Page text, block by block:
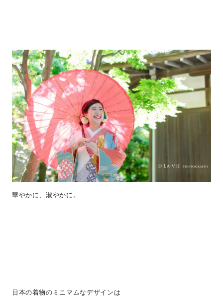
華やかに、淑やかに。
日本の着物のミニマムなデザインは